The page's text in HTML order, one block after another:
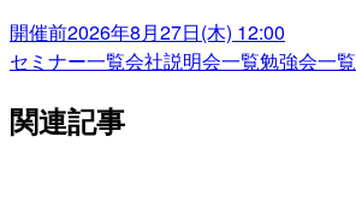
開催前2026年8月27日(木) 12:00
セミナー一覧会社説明会一覧勉強会一覧
関連記事